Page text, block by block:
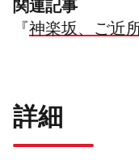
関連記事
『 神楽坂、ご近
詳細